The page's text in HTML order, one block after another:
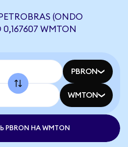
(ONDO
WMTON
PBRON
WMTON
НА WMTON